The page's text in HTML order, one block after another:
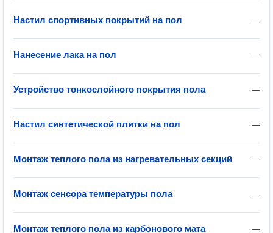
—
Настил спортивных покрытий на пол
—
Нанесение лака на пол
—
Устройство тонкослойного покрытия пола
—
Настил синтетической плитки на пол
—
Монтаж теплого пола из нагревательных секций
—
Монтаж сенсора температуры пола
—
Монтаж теплого пола из карбонового мата